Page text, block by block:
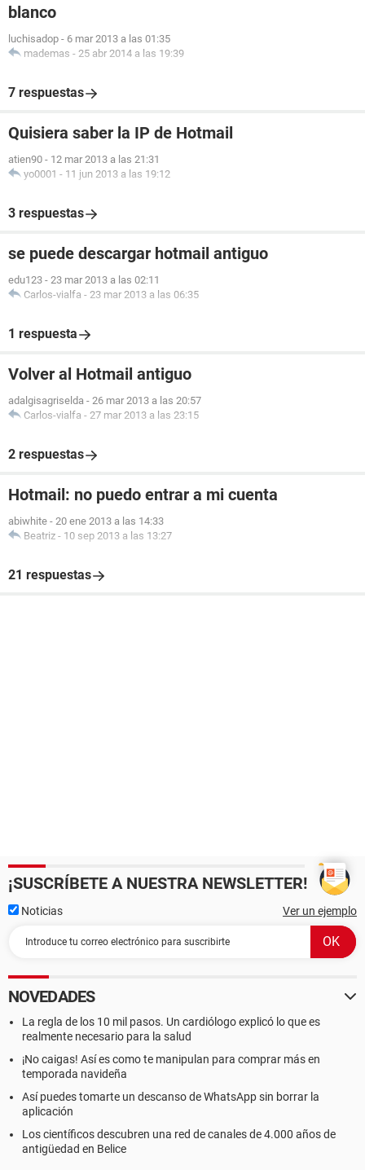
blanco
luchisadop - 6 mar 2013 a las 01:35
mademas - 25 abr 2014 a las 19:39
7 respuestas
Quisiera saber la IP de Hotmail
atien90 - 12 mar 2013 a las 21:31
yo0001 - 11 jun 2013 a las 19:12
3 respuestas
se puede descargar hotmail antiguo
edu123 - 23 mar 2013 a las 02:11
Carlos-vialfa - 23 mar 2013 a las 06:35
1 respuesta
Volver al Hotmail antiguo
adalgisagriselda - 26 mar 2013 a las 20:57
Carlos-vialfa - 27 mar 2013 a las 23:15
2 respuestas
Hotmail: no puedo entrar a mi cuenta
abiwhite - 20 ene 2013 a las 14:33
Beatriz - 10 sep 2013 a las 13:27
21 respuestas
¡SUSCRÍBETE A NUESTRA NEWSLETTER!
Noticias Ver un ejemplo
NOVEDADES
La regla de los 10 mil pasos. Un cardiólogo explicó lo que es
realmente necesario para la salud
¡No caigas! Así es como te manipulan para comprar más en
temporada navideña
Así puedes tomarte un descanso de WhatsApp sin borrar la
aplicación
Los científicos descubren una red de canales de 4.000 años de
antigüedad en Belice